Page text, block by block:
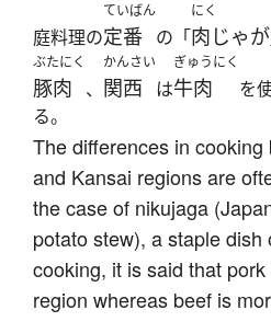
庭料理の
ていばん
定番 の「
にく
肉じゃが
ぶたにく
豚肉 、
かんさい
関西 は
ぎゅうにく
牛肉
を
る。
The differences in
and Kansai regions are
the case of nikujaga
potato stew), a staple
cooking, it is said that
region whereas beef is